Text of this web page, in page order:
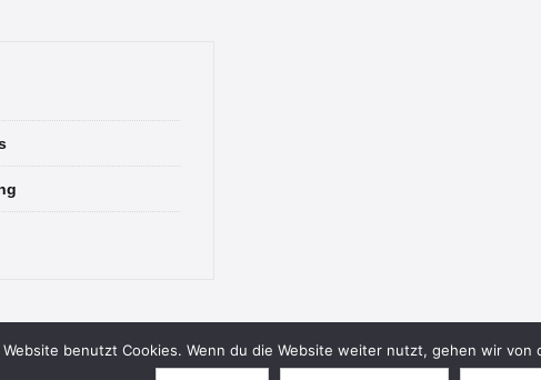
© 2026 Bookish Blades. All rights
Website benutzt Cookies. Wenn du die Website weiter nutzt, gehen wir